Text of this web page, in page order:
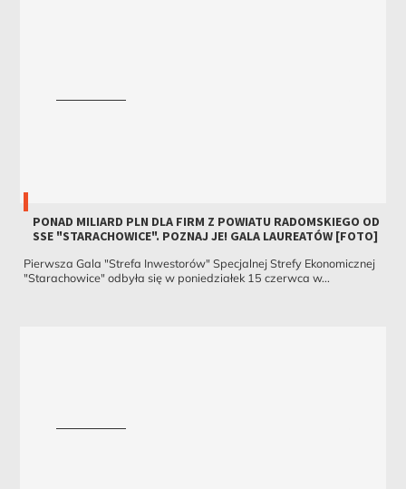
PONAD MILIARD PLN DLA FIRM Z POWIATU RADOMSKIEGO OD
SSE "STARACHOWICE". POZNAJ JE! GALA LAUREATÓW [FOTO]
Pierwsza Gala "Strefa Inwestorów" Specjalnej Strefy Ekonomicznej
"Starachowice" odbyła się w poniedziałek 15 czerwca w...